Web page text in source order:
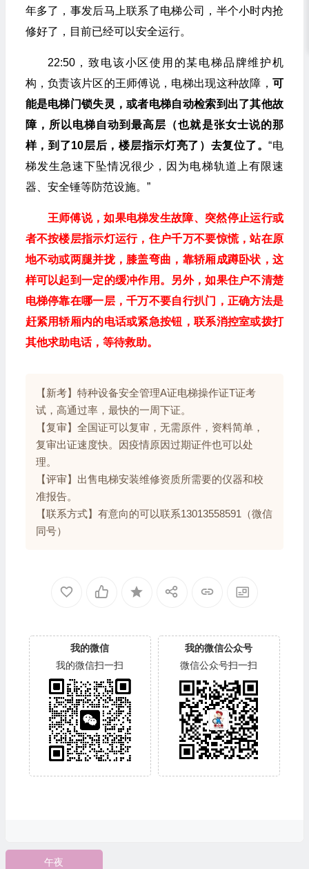
年多了，事发后马上联系了电梯公司，半个小时内抢
修好了，目前已经可以安全运行。
22:50，致电该小区使用的某电梯品牌维护机
构，负责该片区的王师傅说，电梯出现这种故障， 可
能是电梯门锁失灵，或者电梯自动检索到出了其他故
障，所以电梯自动到最高层（也就是张女士说的那
样，到了10层后，楼层指示灯亮了）去复位了。“电
梯发生急速下坠情况很少，因为电梯轨道上有限速
器、安全锤等防范设施。”
王师傅说，如果电梯发生故障、突然停止运行或
者不按楼层指示灯运行，住户千万不要惊慌，站在原
地不动或两腿并拢，膝盖弯曲，靠轿厢成蹲卧状，这
样可以起到一定的缓冲作用。另外，如果住户不清楚
电梯停靠在哪一层，千万不要自行扒门，正确方法是
赶紧用轿厢内的电话或紧急按钮，联系消控室或拨打
其他求助电话，等待救助。
【新考】特种设备安全管理A证电梯操作证T证考
试，高通过率，最快的一周下证。
【复审】全国证可以复审，无需原件，资料简单，
复审出证速度快。因疫情原因过期证件也可以处
理。
【评审】出售电梯安装维修资质所需要的仪器和校
准报告。
【联系方式】有意向的可以联系13013558591（微信
同号）
我的微信
我的微信扫一扫
我的微信公众号
微信公众号扫一扫
午夜